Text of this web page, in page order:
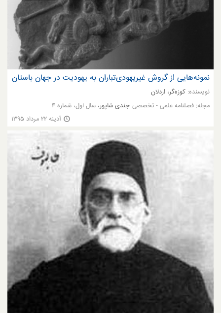
نمونه‌هایی از گروش غیریهودی‌تباران به یهودیت در جهان باستان
نویسنده: کوزه‌گر، اردلان
مجله: فصلنامه علمی - تخصصی جندی شاپور، سال اول، شماره ۴
آدینه ۲۲ مرداد ۱۳۹۵